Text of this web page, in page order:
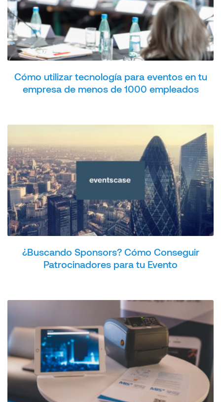
Cómo utilizar tecnología para eventos en tu
empresa de menos de 1000 empleados
¿Buscando Sponsors? Cómo Conseguir
Patrocinadores para tu Evento